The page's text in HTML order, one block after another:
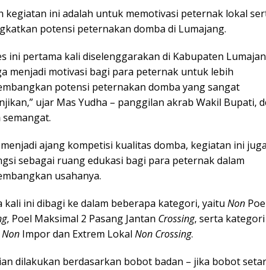
kegiatan ini adalah untuk memotivasi peternak lokal
potensi peternakan domba di Lumajang.
ini pertama kali diselenggarakan di Kabupaten
menjadi motivasi bagi para peternak untuk lebih
potensi peternakan domba yang sangat
ujar Mas Yudha – panggilan akrab Wakil Bupati,
ajang kompetisi kualitas domba, kegiatan ini juga
sebagai ruang edukasi bagi para peternak dalam
usahanya.
kali ini dibagi ke dalam beberapa kategori, yaitu Non
, Poel Maksimal 2 Pasang Jantan Crossing, serta kategori
Non Impor dan Extrem Lokal Non Crossing.
dilakukan berdasarkan bobot badan – jika bobot